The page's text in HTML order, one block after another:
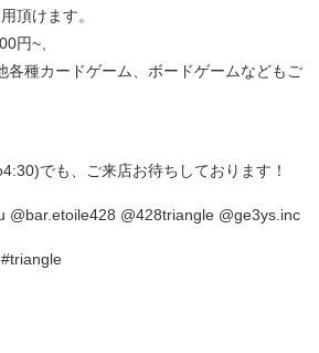
頂けます。
円~、
各種カードゲーム、ボードゲームなどもご
でも、ご来店お待ちしております！
@bar.etoile428 @428triangle @ge3ys.inc